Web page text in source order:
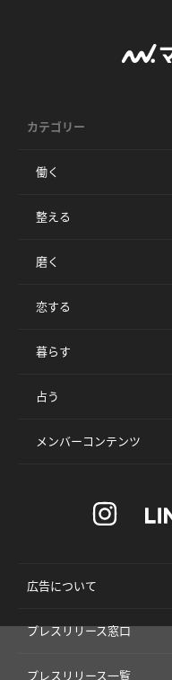
カテゴリー
働く
整える
磨く
恋する
暮らす
占う
メンバーコンテンツ
広告について
プレスリリース窓口
プレスリリース一覧